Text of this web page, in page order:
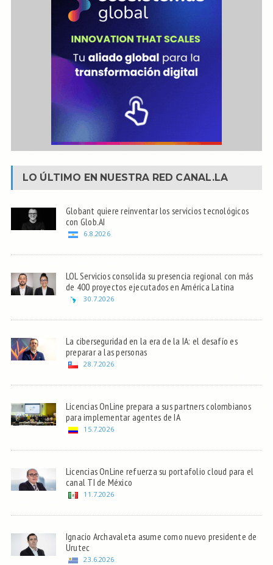
LO ÚLTIMO EN NUESTRA RED CANAL.LA
Globant quiere reinventar los servicios tecnológicos
con Glob.AI
6.8.2026
LOL Servicios consolida su presencia regional con más
de 400 proyectos ejecutados en América Latina
30.7.2026
La ciberseguridad en la era de la IA: el desafío es
preparar a las personas
28.7.2026
Licencias OnLine prepara a sus partners colombianos
para implementar agentes de IA
15.7.2026
Licencias OnLine refuerza su portafolio cloud para el
canal TI de México
11.7.2026
Ignacio Archavaleta asume como nuevo presidente de
Urutec
23.6.2026